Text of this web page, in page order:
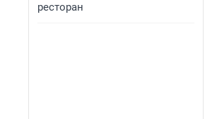
ресторан